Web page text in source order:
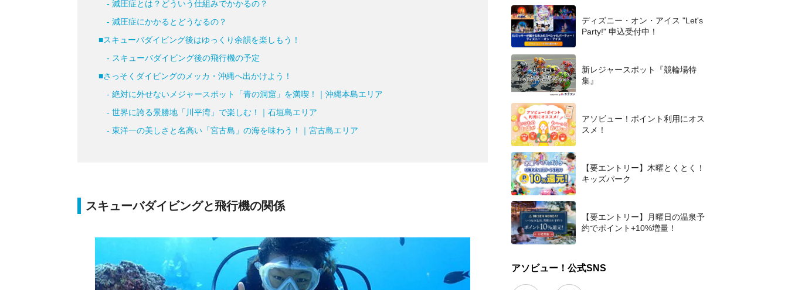
- 減圧症とは？どういう仕組みでかかるの？
- 減圧症にかかるとどうなるの？
■スキューバダイビング後はゆっくり余韻を楽しもう！
- スキューバダイビング後の飛行機の予定
■さっそくダイビングのメッカ・沖縄へ出かけよう！
- 絶対に外せないメジャースポット「青の洞窟」を満喫！｜沖縄本島エリア
- 世界に誇る景勝地「川平湾」で楽しむ！｜石垣島エリア
- 東洋一の美しさと名高い「宮古島」の海を味わう！｜宮古島エリア
スキューバダイビングと飛行機の関係
ディズニー・オン・アイス "Let's
Party!" 申込受付中！
新レジャースポット『競輪場特
集』
アソビュー！ポイント利用にオス
スメ！
【要エントリー】木曜とくとく！
キッズパーク
【要エントリー】月曜日の温泉予
約でポイント+10%増量！
アソビュー！公式SNS